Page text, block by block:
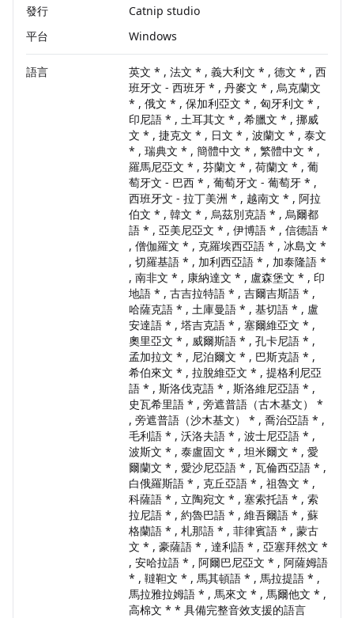
發行
Catnip studio
平台
Windows
語言
英文 * , 法文 * , 義大利文 * , 德文 * , 西
班牙文 - 西班牙 * , 丹麥文 * , 烏克蘭文
* , 俄文 * , 保加利亞文 * , 匈牙利文 * ,
印尼語 * , 土耳其文 * , 希臘文 * , 挪威
文 * , 捷克文 * , 日文 * , 波蘭文 * , 泰文
* , 瑞典文 * , 簡體中文 * , 繁體中文 * ,
羅馬尼亞文 * , 芬蘭文 * , 荷蘭文 * , 葡
萄牙文 - 巴西 * , 葡萄牙文 - 葡萄牙 * ,
西班牙文 - 拉丁美洲 * , 越南文 * , 阿拉
伯文 * , 韓文 * , 烏茲別克語 * , 烏爾都
語 * , 亞美尼亞文 * , 伊博語 * , 信德語 *
, 僧伽羅文 * , 克羅埃西亞語 * , 冰島文 *
, 切羅基語 * , 加利西亞語 * , 加泰隆語 *
, 南非文 * , 康納達文 * , 盧森堡文 * , 印
地語 * , 古吉拉特語 * , 吉爾吉斯語 * ,
哈薩克語 * , 土庫曼語 * , 基切語 * , 盧
安達語 * , 塔吉克語 * , 塞爾維亞文 * ,
奧里亞文 * , 威爾斯語 * , 孔卡尼語 * ,
孟加拉文 * , 尼泊爾文 * , 巴斯克語 * ,
希伯來文 * , 拉脫維亞文 * , 提格利尼亞
語 * , 斯洛伐克語 * , 斯洛維尼亞語 * ,
史瓦希里語 * , 旁遮普語（古木基文） *
, 旁遮普語（沙木基文） * , 喬治亞語 * ,
毛利語 * , 沃洛夫語 * , 波士尼亞語 * ,
波斯文 * , 泰盧固文 * , 坦米爾文 * , 愛
爾蘭文 * , 愛沙尼亞語 * , 瓦倫西亞語 * ,
白俄羅斯語 * , 克丘亞語 * , 祖魯文 * ,
科薩語 * , 立陶宛文 * , 塞索托語 * , 索
拉尼語 * , 約魯巴語 * , 維吾爾語 * , 蘇
格蘭語 * , 札那語 * , 菲律賓語 * , 蒙古
文 * , 豪薩語 * , 達利語 * , 亞塞拜然文 *
, 安哈拉語 * , 阿爾巴尼亞文 * , 阿薩姆語
* , 韃靼文 * , 馬其頓語 * , 馬拉提語 * ,
馬拉雅拉姆語 * , 馬來文 * , 馬爾他文 * ,
高棉文 * * 具備完整音效支援的語言